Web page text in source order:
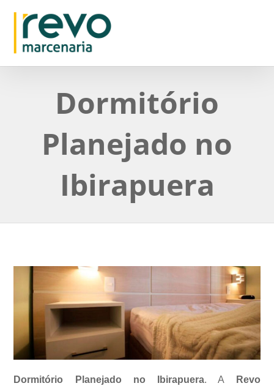
Dormitório
Planejado no
Ibirapuera
Dormitório Planejado no Ibirapuera. A
Revo